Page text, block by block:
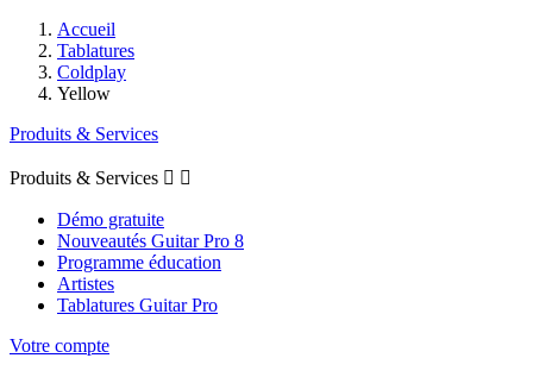
Accueil
Tablatures
Coldplay
Yellow
Produits & Services
Produits & Services  
Démo gratuite
Nouveautés Guitar Pro 8
Programme éducation
Artistes
Tablatures Guitar Pro
Votre compte